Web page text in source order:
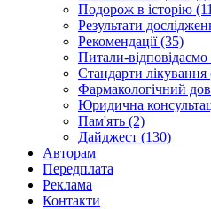
Подорож в історію
Результати
Рекомендації (35)
Питали-відповідаємо
Стандарти лікування
Фармакологічний
Юридична
Пам'ять (2)
Дайджест (130)
Авторам
Передплата
Реклама
Контакти